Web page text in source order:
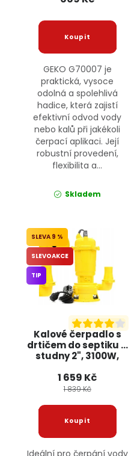
GEKO G70007 je
praktická, vysoce
odolná a spolehlivá
hadice, která zajistí
efektivní odvod vody
nebo kalů při jakékoli
čerpací aplikaci. Její
robustní provedení,
flexibilita a...
Skladem
Kalové čerpadlo s
drtičem do septiku a
studny 2", 3100W,
9 %
SLEVOAKCE
TIP
1 659 Kč
1 839 Kč
Ideální pro čerpání vody